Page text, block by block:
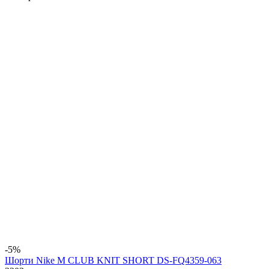
-5%
Шорти Nike M CLUB KNIT SHORT DS-FQ4359-063